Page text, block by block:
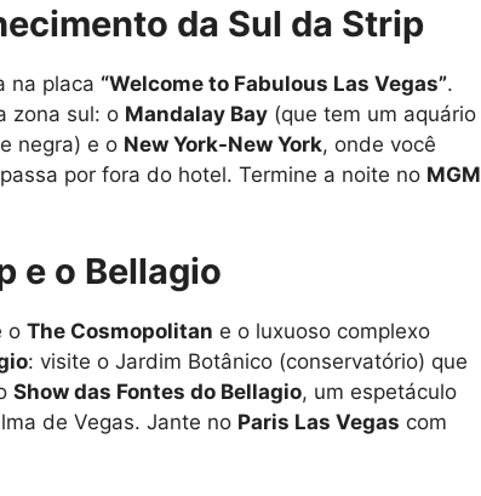
da Sul da Strip
na placa “Welcome to Fabulous Las Vegas”.
zona sul: o Mandalay Bay (que tem um aquário
negra) e o New York-New York, onde você
por fora do hotel. Termine a noite no MGM
e o Bellagio
o The Cosmopolitan e o luxuoso complexo
: visite o Jardim Botânico (conservatório) que
Show das Fontes do Bellagio, um espetáculo
de Vegas. Jante no Paris Las Vegas com